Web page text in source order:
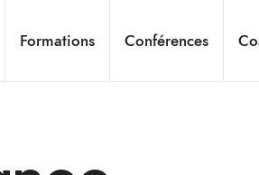
Formations Conférences